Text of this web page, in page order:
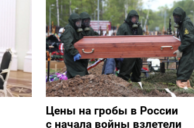
Цены на гробы в России
с начала войны взлетели